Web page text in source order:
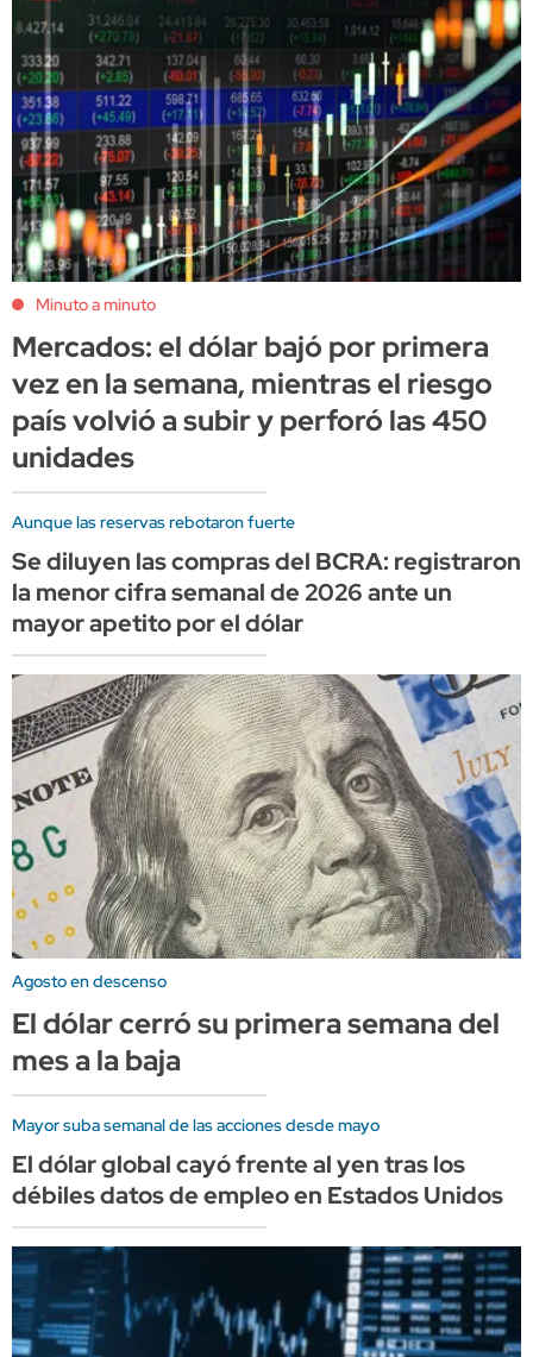
Minuto a minuto
Mercados: el dólar bajó por primera
vez en la semana, mientras el riesgo
país volvió a subir y perforó las 450
unidades
Aunque las reservas rebotaron fuerte
Se diluyen las compras del BCRA: registraron
la menor cifra semanal de 2026 ante un
mayor apetito por el dólar
Agosto en descenso
El dólar cerró su primera semana del
mes a la baja
Mayor suba semanal de las acciones desde mayo
El dólar global cayó frente al yen tras los
débiles datos de empleo en Estados Unidos